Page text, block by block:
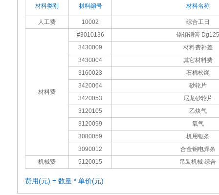
材料类别 材料编号 材料名称
人工费 10002 综合工日
材料费
#3010136
铬钼钢管 Dg125
3430009
材料费补差
3430004
其它材料费
3160023
石棉松绳
3420064
砂轮片
3420053
尼龙砂轮片
3120105
乙炔气
3120099
氧气
3080059
机用锯条
3090012
合金钢电焊条
机械费
5120015 吊装机械 综合
费用(元) = 数量 * 单价(元)